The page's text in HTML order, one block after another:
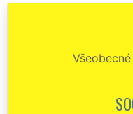
spolupráce. Určitě budeme
stěhování využívat i nadále.
Vyklizení mé firmy ve
EXTRA VYKLÍZENÍ.
likvidační práce. Určitě